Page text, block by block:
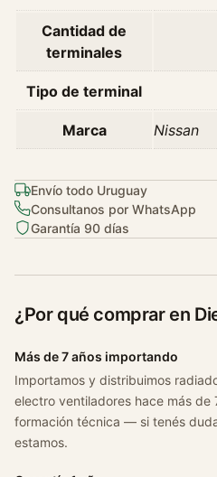
a
i
Cantidad de
terminales
Tipo de terminal
Marca Nissan
Envío todo Uruguay
Consultanos por WhatsApp
Garantía 90 días
¿Por qué comprar en
Más de 7 años importando
Importamos y distribuimos
electro ventiladores hace más de
formación técnica — si tenés
estamos.